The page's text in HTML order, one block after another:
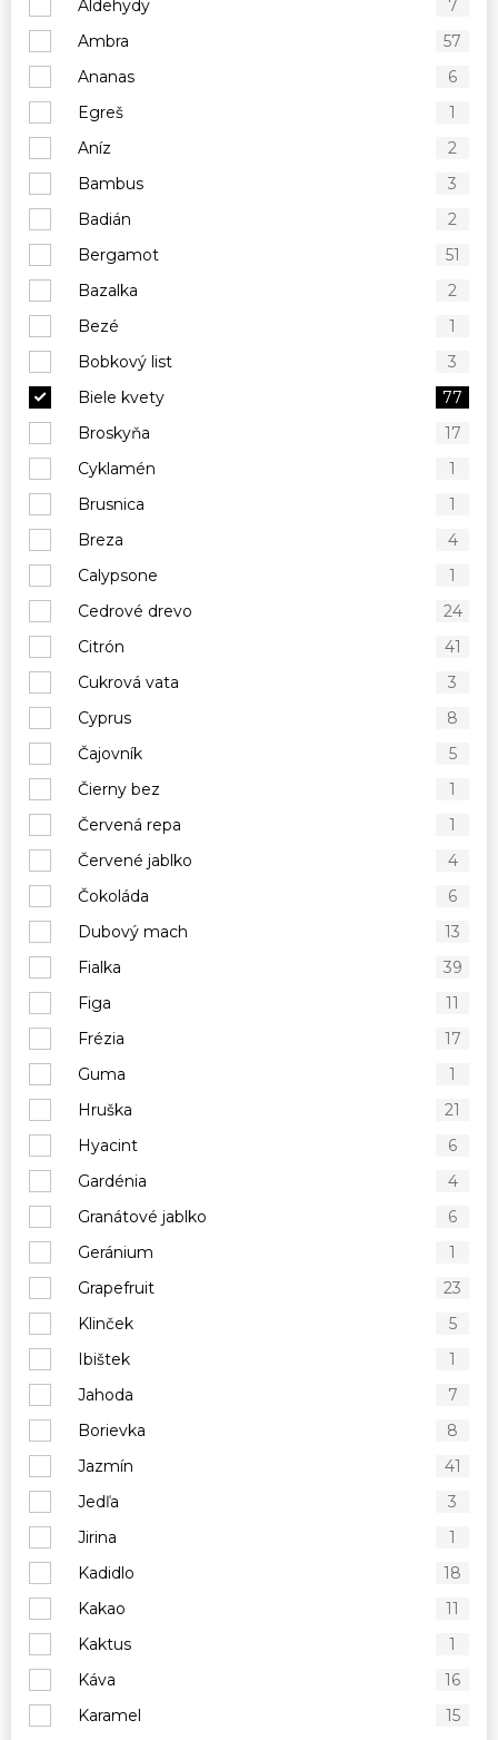
Aldehydy
7
Ambra
57
Ananas
6
Egreš
1
Aníz
2
Bambus
3
Badián
2
Bergamot
51
Bazalka
2
Bezé
1
Bobkový list
3
Biele kvety
77
Broskyňa
17
Cyklamén
1
Brusnica
1
Breza
4
Calypsone
1
Cedrové drevo
24
Citrón
41
Cukrová vata
3
Cyprus
8
Čajovník
5
Čierny bez
1
Červená repa
1
Červené jablko
4
Čokoláda
6
Dubový mach
13
Fialka
39
Figa
11
Frézia
17
Guma
1
Hruška
21
Hyacint
6
Gardénia
4
Granátové jablko
6
Geránium
1
Grapefruit
23
Klinček
5
Ibištek
1
Jahoda
7
Borievka
8
Jazmín
41
Jedľa
3
Jirina
1
Kadidlo
18
Kakao
11
Kaktus
1
Káva
16
Karamel
15